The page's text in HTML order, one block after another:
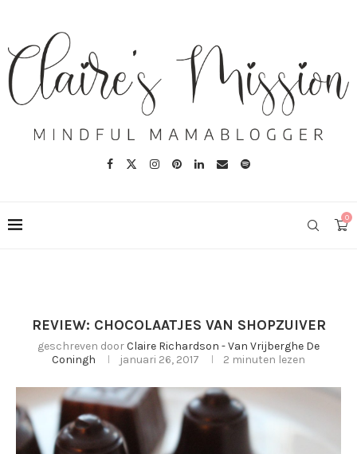
0
REVIEW: CHOCOLAATJES VAN SHOPZUIVER
geschreven doorClaire Richardson - Van Vrijberghe De
Coningh
januari 26, 2017 2 minuten lezen